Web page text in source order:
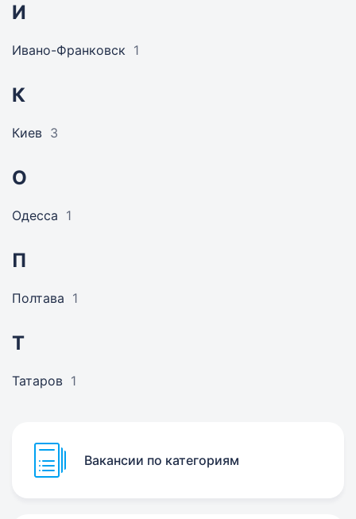
И
Ивано-Франковск 1
К
Киев 3
О
Одесса 1
П
Полтава 1
Т
Татаров 1
Вакансии по категориям